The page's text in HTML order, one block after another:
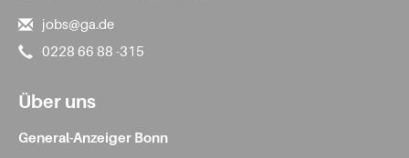
jobs@ga.de
0228 66 88 -315
Über uns
General-Anzeiger Bonn